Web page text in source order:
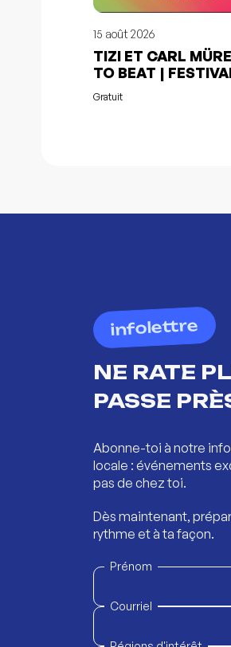
15 août 2026
TIZI ET CARL
TO BEAT |
LORETTAIN
Gratuit
infolettre
NE RATE
PASSE
Abonne-toi à notre
locale : événements
pas de chez toi.
Dès maintenant,
rythme et à ta façon.
Prénom
Courriel